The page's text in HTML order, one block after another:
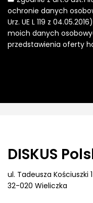
ochronie danych
Urz. UE L 119 z
moich danych
przedstawienia oferty
DISKUS
ul. Tadeusza Kościuszki 1
32-020 Wieliczka